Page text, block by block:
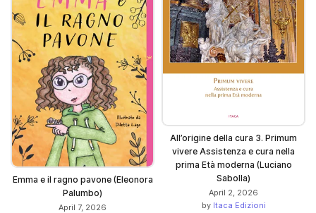
Emma e il ragno pavone (Eleonora
Palumbo)
April 7, 2026
All’origine della cura 3. Primum
vivere Assistenza e cura nella
prima Età moderna (Luciano
Sabolla)
April 2, 2026
by Itaca Edizioni